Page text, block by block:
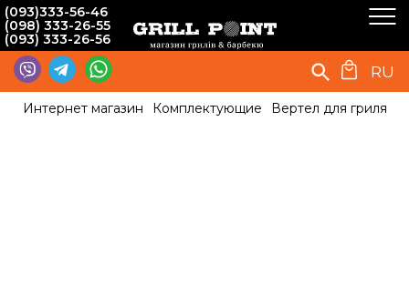
(093)333-56-46
(098) 333-26-55
(093) 333-26-56
RU
Интернет магазин Комплектующие Вертел для гриля